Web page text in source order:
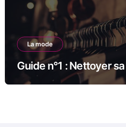
La mode
Guide n°1 : Nettoyer